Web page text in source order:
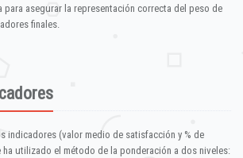
para asegurar la representación correcta del peso de
finales.
indicadores (valor medio de satisfacción y % de
utilizado el método de la ponderación a dos niveles: